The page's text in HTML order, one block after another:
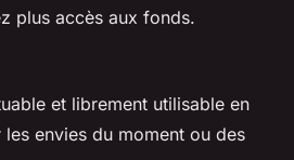
plus accès aux fonds.
et librement utilisable en
envies du moment ou des